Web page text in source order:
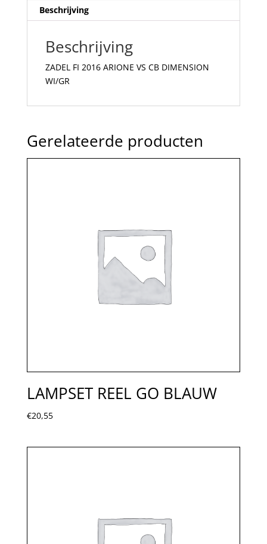
Beschrijving
Beschrijving
ZADEL FI 2016 ARIONE VS CB DIMENSION
WI/GR
Gerelateerde producten
LAMPSET REEL GO BLAUW
€20,55